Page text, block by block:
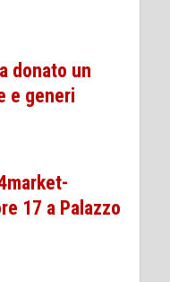
donato un
e generi
17 a Palazzo